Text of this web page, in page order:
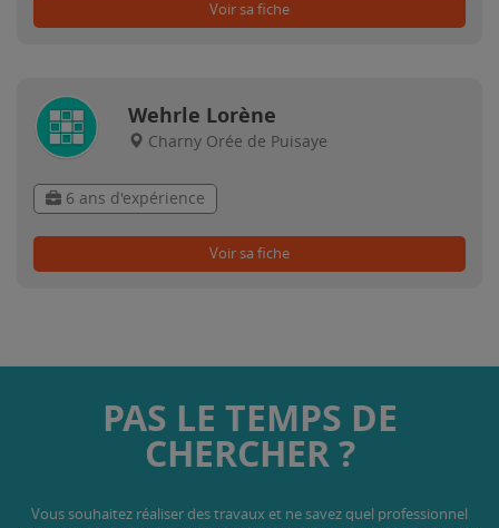
Voir sa fiche
Wehrle Lorène
Charny Orée de Puisaye
6 ans d'expérience
Voir sa fiche
PAS LE TEMPS DE
CHERCHER ?
Vous souhaitez réaliser des travaux et ne savez quel professionnel